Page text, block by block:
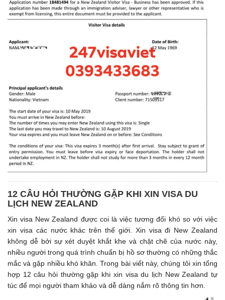
12 CÂU HỎI THƯỜNG GẶP KHI XIN VISA DU
LỊCH NEW ZEALAND
Xin visa New Zealand được coi là việc tương đối khó so với việc
xin visa các nước khác trên thế giới. Xin visa đi New Zealand
không dễ bởi sự xét duyệt khắt khe và chặt chẽ của nước này,
nhiều người trong quá trình chuẩn bị hồ sơ thường có những thắc
mắc và gặp nhiều khó khăn. Trong bài viết này, chúng tôi xin tổng
hợp 12 câu hỏi thường gặp khi xin visa du lịch New Zealand tự
túc để mọi người tham khảo và dễ dàng nắm rõ thông tin hơn.